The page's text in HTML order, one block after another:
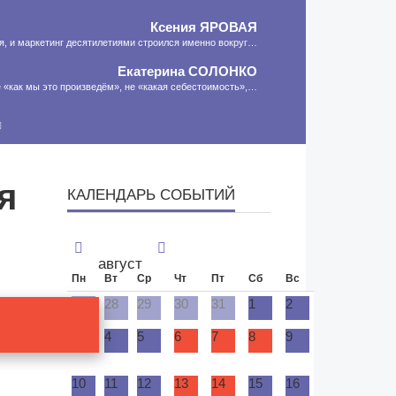
Ксения ЯРОВАЯ
и маркетинг десятилетиями строился именно вокруг…
Екатерина СОЛОНКО
мы это произведём», не «какая себестоимость»,…
КАЛЕНДАРЬ СОБЫТИЙ
август
Пн Вт Ср Чт Пт Сб Вс
28 29 30 31 1 2
4 5 6 7 8 9
10 11 12 13 14 15 16